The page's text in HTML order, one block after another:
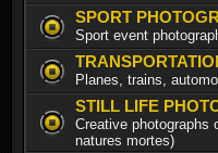
SPORT
Sport event
Planes, trains,
STILL LIFE
Creative photographs
natures mortes)